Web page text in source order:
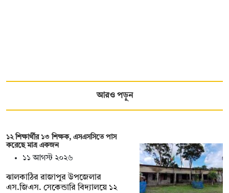
আরও পড়ুন
১২ শিক্ষার্থীর ১৩ শিক্ষক, এসএসসিতে পাস
করেছে মাত্র একজন
১১ আগস্ট ২০২৬
ঝালকাঠির রাজাপুর উপজেলার
এস.জিএস. সেকেন্ডারি বিদ্যালয়ে ১২